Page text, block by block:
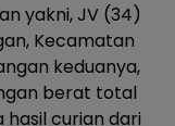
yakni, JV (34)
Kecamatan
keduanya,
berat total
curian dari